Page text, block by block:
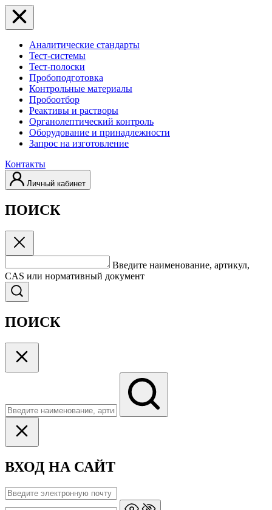
Аналитические стандарты
Тест-системы
Тест-полоски
Пробоподготовка
Контрольные материалы
Пробоотбор
Реактивы и растворы
Органолептический контроль
Оборудование и принадлежности
Запрос на изготовление
Контакты
Личный кабинет
ПОИСК
Введите наименование, артикул,
CAS или нормативный документ
ПОИСК
ВХОД НА САЙТ